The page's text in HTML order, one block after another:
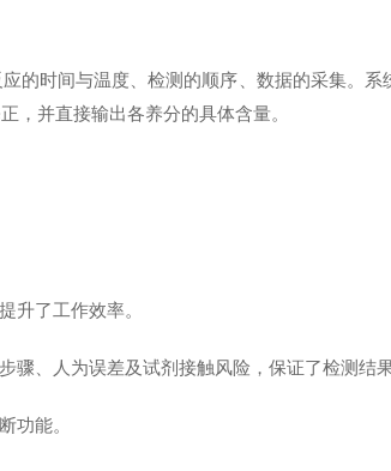
的时间与温度、检测的顺序、数据的采集。系
，并直接输出各养分的具体含量。
升了工作效率。
、人为误差及试剂接触风险，保证了检测结
功能。